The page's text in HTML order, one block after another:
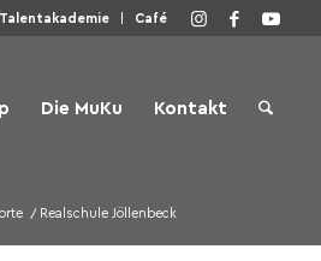
Talentakademie Café
Die MuKu Kontakt
/ Realschule Jöllenbeck